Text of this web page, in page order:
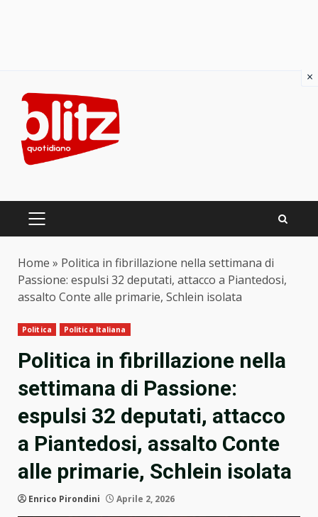
content
PRIMARY
Home » Politica in fibrillazione nella settimana di
Passione: espulsi 32 deputati, attacco a Piantedosi,
assalto Conte alle primarie, Schlein isolata
Politica Politica Italiana
Politica in fibrillazione nella
settimana di Passione:
espulsi 32 deputati, attacco
a Piantedosi, assalto Conte
alle primarie, Schlein isolata
Enrico Pirondini Aprile 2, 2026
×